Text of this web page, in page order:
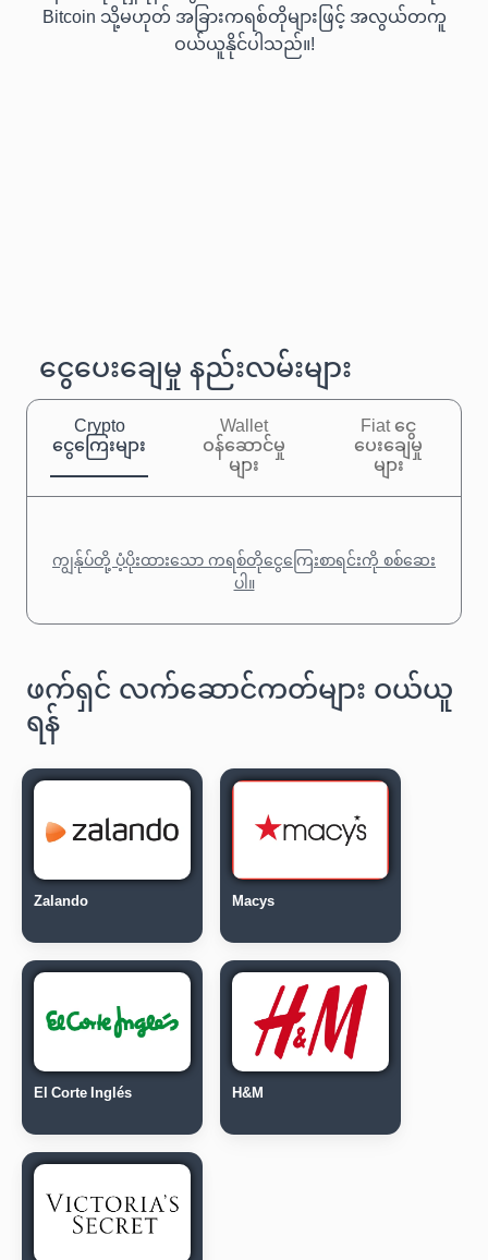
Bitcoin သို့မဟုတ် အခြားကရစ်တိုများဖြင့် အလွယ်တကူ
ဝယ်ယူနိုင်ပါသည်။!
ငွေပေးချေမှု နည်းလမ်းများ
Crypto
ငွေကြေးများ
Wallet
ဝန်ဆောင်မှု
များ
Fiat ငွေ
ပေးချေမှု
များ
ကျွန်ုပ်တို့ ပံ့ပိုးထားသော ကရစ်တိုငွေကြေးစာရင်းကို စစ်ဆေး
ပါ။
ဖက်ရှင် လက်ဆောင်ကတ်များ ဝယ်ယူ
ရန်
Zalando Macys
El Corte Inglés H&M